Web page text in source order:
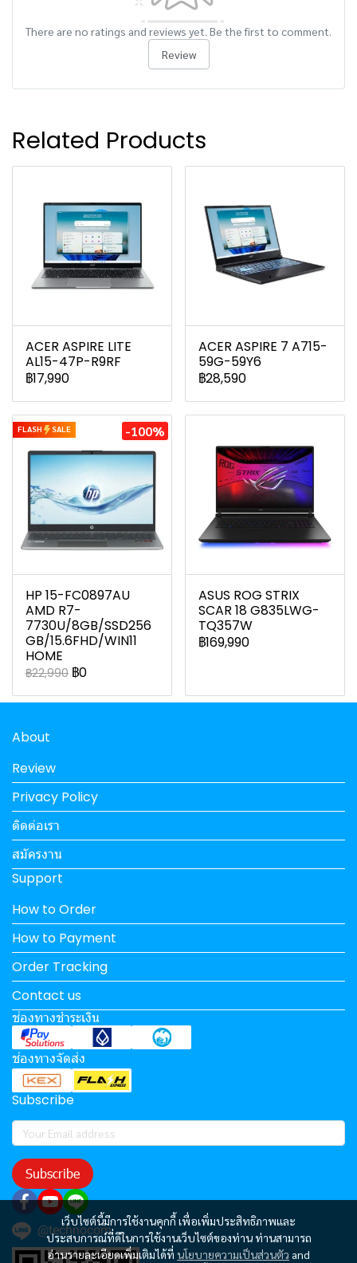
There are no ratings and reviews yet. Be the first to comment.
Review
Related Products
ACER ASPIRE LITE
AL15-47P-R9RF
฿17,990
ACER ASPIRE 7 A715-
59G-59Y6
฿28,590
FLASH SALE -100%
HP 15-FC0897AU
AMD R7-
7730U/8GB/SSD256
GB/15.6FHD/WIN11
HOME
฿22,990 ฿0
ASUS ROG STRIX
SCAR 18 G835LWG-
TQ357W
฿169,990
เว็บไซต์นี้มีการใช้งานคุกกี้ เพื่อเพิ่มประสิทธิภาพและ
ประสบการณ์ที่ดีในการใช้งานเว็บไซต์ของท่าน ท่านสามารถ
อ่านรายละเอียดเพิ่มเติมได้ที่ นโยบายความเป็นส่วนตัว and
About
Review
Privacy Policy
ติดต่อเรา
สมัครงาน
Support
How to Order
How to Payment
Order Tracking
Contact us
ช่องทางชำระเงิน
ช่องทางจัดส่ง
Subscribe
Subscribe
@technocom